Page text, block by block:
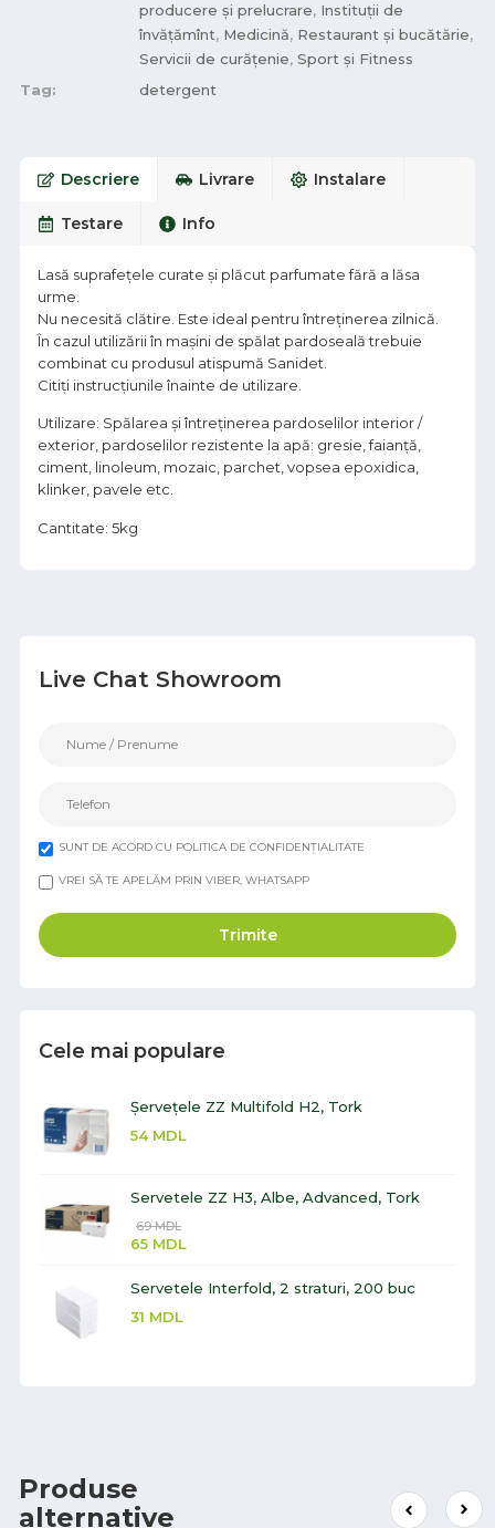
Live Chat Showroom
SUNT DE ACORD CU POLITICA DE CONFIDENȚIALITATE
VREI SĂ TE APELĂM PRIN VIBER, WHATSAPP
Trimite
Cele mai populare
Șervețele ZZ Multifold H2, Tork
54 MDL
Servetele ZZ H3, Albe, Advanced, Tork
69MDL
65 MDL
Servetele Interfold, 2 straturi, 200 buc
31 MDL
producere și prelucrare, Instituții de
învățămînt, Medicină, Restaurant și bucătărie,
Servicii de curățenie, Sport și Fitness
Tag:
detergent
Descriere Livrare Instalare
Testare Info
Lasă suprafeţele curate şi plăcut parfumate fără a lăsa
urme.
Nu necesită clătire. Este ideal pentru întreținerea zilnică.
În cazul utilizării în mașini de spălat pardoseală trebuie
combinat cu produsul atispumă Sanidet.
Citiți instrucțiunile înainte de utilizare.
Utilizare: Spălarea şi întreţinerea pardoselilor interior /
exterior, pardoselilor rezistente la apă: gresie, faianţă,
ciment, linoleum, mozaic, parchet, vopsea epoxidica,
klinker, pavele etc.
Cantitate: 5kg
Produse
alternative